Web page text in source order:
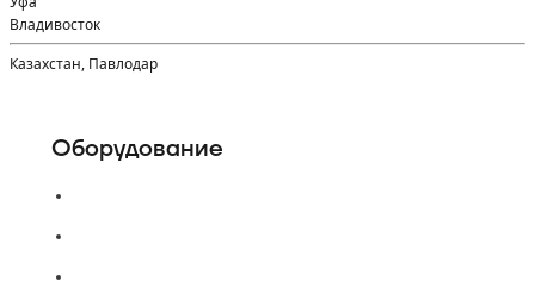
Владивосток
Казахстан, Павлодар
Оборудование